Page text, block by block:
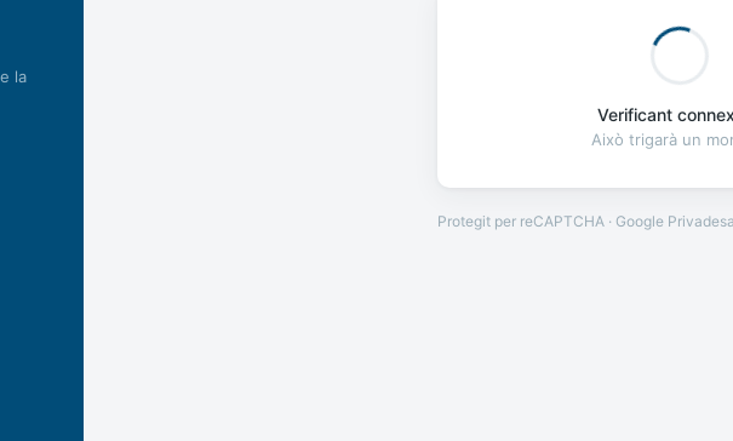
la
Verificant
Això trigarà un
Protegit per reCAPTCHA · Google Privadesa